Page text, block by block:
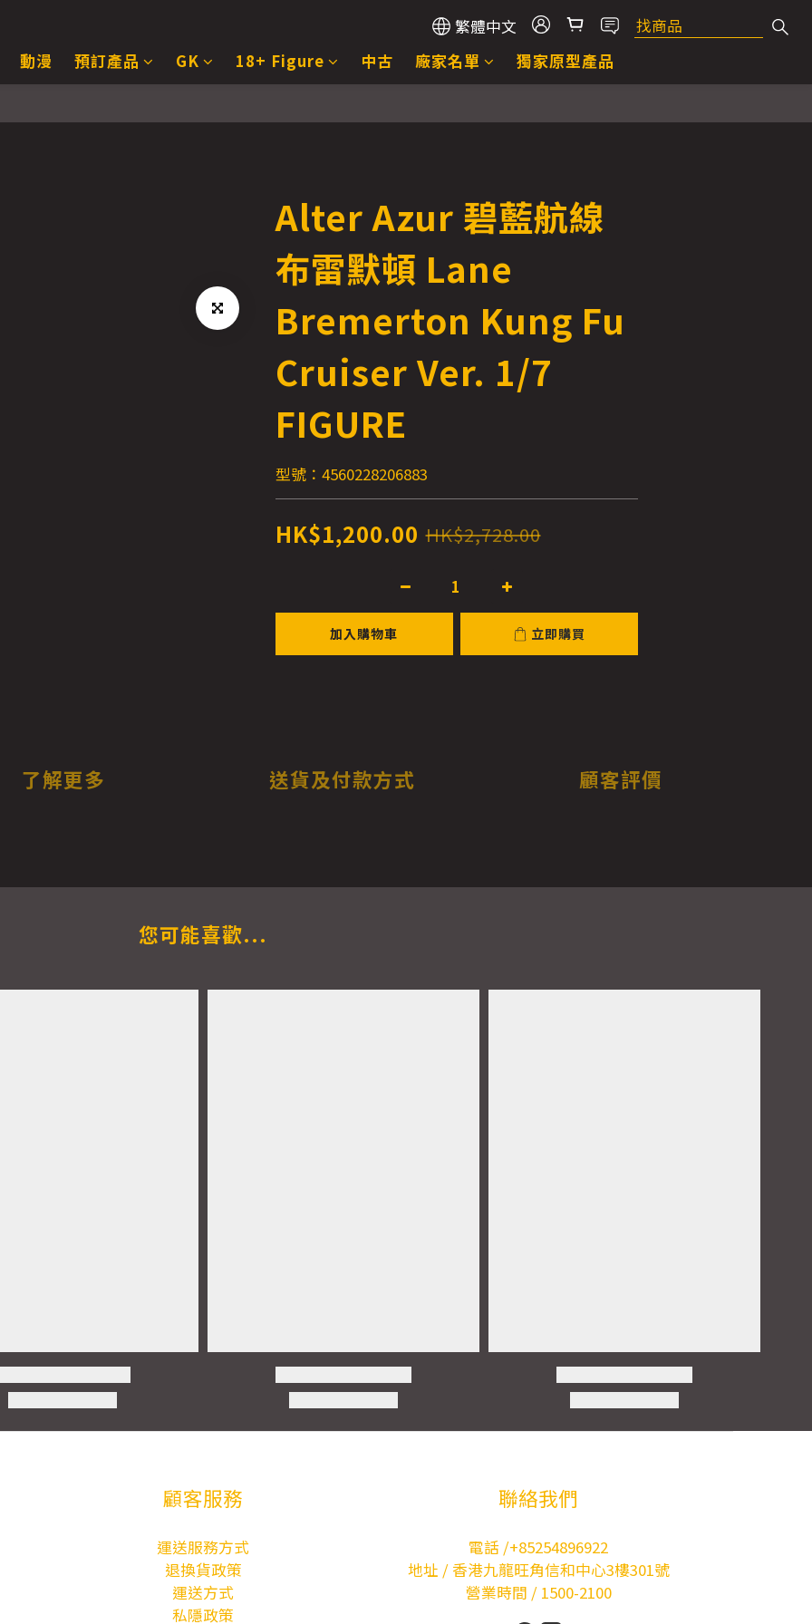
繁體中文
動漫
預訂產品 GK 18+ Figure 中古 廠家名單 獨家原型產品
Alter Azur 碧藍航線
布雷默頓 Lane
Bremerton Kung Fu
Cruiser Ver. 1/7
FIGURE
型號：4560228206883
HK$1,200.00 HK$2,728.00
加入購物車 立即購買
了解更多 送貨及付款方式 顧客評價
您可能喜歡...
顧客服務
運送服務方式
退換貨政策
運送方式
私隱政策
聯絡我們
電話 /+85254896922
地址 / 香港九龍旺角信和中心3樓301號
營業時間 / 1500-2100